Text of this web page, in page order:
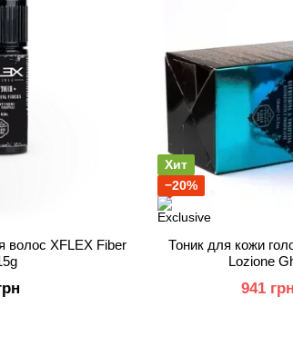
волос XFLEX Fiber
Хит
−20%
Тоник для кожи
Lozione
941 грн